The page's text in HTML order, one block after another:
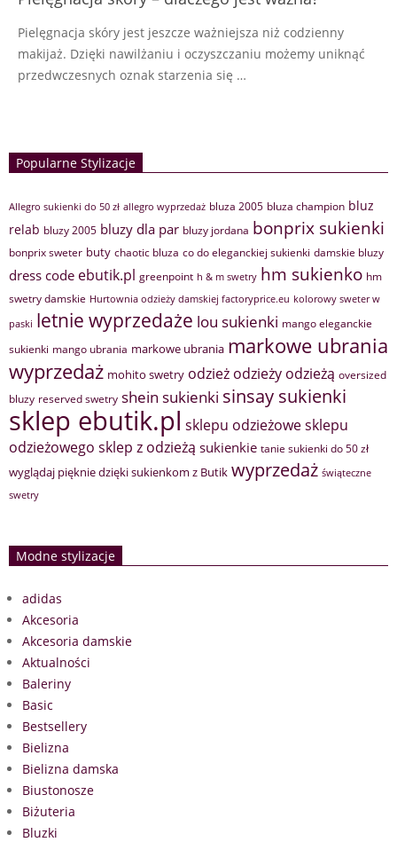
Pielęgnacja skóry jest jeszcze ważniejsza niż codzienny
makijaż. Dzięki nawilżaniu i oczyszczaniu możemy uniknąć
przedwczesnych oznak starzenia się …
Popularne Stylizacje
Allegro sukienki do 50 zł allegro wyprzedaż bluza 2005 bluza champion bluz
relab bluzy 2005 bluzy dla par bluzy jordana bonprix sukienki
bonprix sweter buty chaotic bluza co do eleganckiej sukienki damskie bluzy
dress code ebutik.pl greenpoint h & m swetry hm sukienko hm
swetry damskie Hurtownia odzieży damskiej factoryprice.eu kolorowy sweter w
paski letnie wyprzedaże lou sukienki mango eleganckie
sukienki mango ubrania markowe ubrania markowe ubrania
wyprzedaż mohito swetry odzież odzieży odzieżą oversized
bluzy reserved swetry shein sukienki sinsay sukienki
sklep ebutik.pl sklepu odzieżowesklepu
odzieżowego sklep z odzieżą sukienkie tanie sukienki do 50 zł
wyglądaj pięknie dzięki sukienkom z Butik wyprzedaż świąteczne
swetry
Modne stylizacje
adidas
Akcesoria
Akcesoria damskie
Aktualności
Baleriny
Basic
Bestsellery
Bielizna
Bielizna damska
Biustonosze
Biżuteria
Bluzki